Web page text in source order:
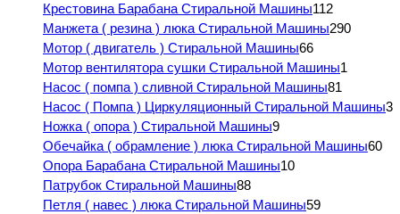
Крестовина Барабана Стиральной Машины112
Манжета ( резина ) люка Стиральной Машины290
Мотор ( двигатель ) Стиральной Машины66
Мотор вентилятора сушки Стиральной Машины1
Насос ( помпа ) сливной Стиральной Машины81
Насос ( Помпа ) Циркуляционный Стиральной Машины3
Ножка ( опора ) Стиральной Машины9
Обечайка ( обрамление ) люка Стиральной Машины60
Опора Барабана Стиральной Машины10
Патрубок Стиральной Машины88
Петля ( навес ) люка Стиральной Машины59